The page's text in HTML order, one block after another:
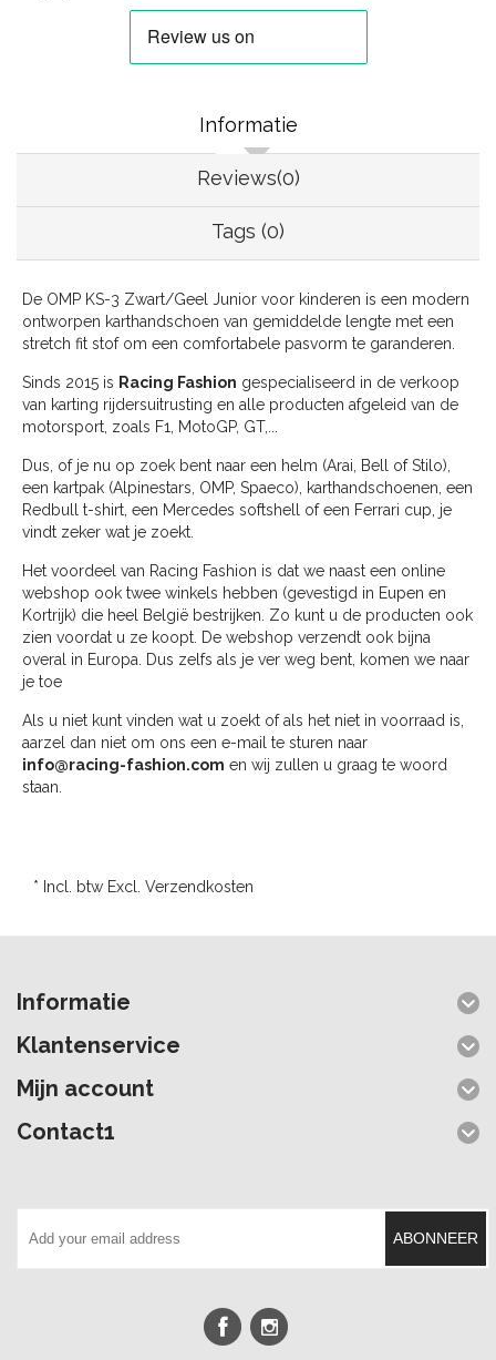
Informatie
Reviews(0)
Tags (0)
De OMP KS-3 Zwart/Geel Junior voor kinderen is een modern
ontworpen karthandschoen van gemiddelde lengte met een
stretch fit stof om een comfortabele pasvorm te garanderen.
Sinds 2015 is Racing Fashion gespecialiseerd in de verkoop
van karting rijdersuitrusting en alle producten afgeleid van de
motorsport, zoals F1, MotoGP, GT,...
Dus, of je nu op zoek bent naar een helm (Arai, Bell of Stilo),
een kartpak (Alpinestars, OMP, Spaeco), karthandschoenen, een
Redbull t-shirt, een Mercedes softshell of een Ferrari cup, je
vindt zeker wat je zoekt.
Het voordeel van Racing Fashion is dat we naast een online
webshop ook twee winkels hebben (gevestigd in Eupen en
Kortrijk) die heel België bestrijken. Zo kunt u de producten ook
zien voordat u ze koopt. De webshop verzendt ook bijna
overal in Europa. Dus zelfs als je ver weg bent, komen we naar
je toe
Als u niet kunt vinden wat u zoekt of als het niet in voorraad is,
aarzel dan niet om ons een e-mail te sturen naar
info@racing-fashion.com en wij zullen u graag te woord
staan.
* Incl. btw Excl. Verzendkosten
Informatie
Klantenservice
Mijn account
Contact1
ABONNEER